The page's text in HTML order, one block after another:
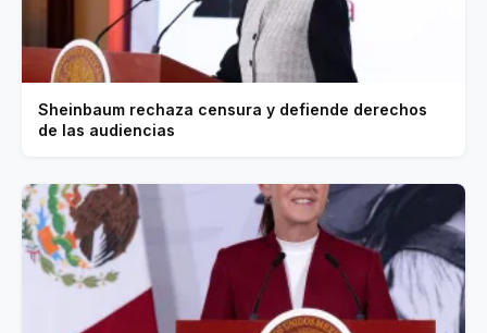
Sheinbaum rechaza censura y defiende derechos
de las audiencias